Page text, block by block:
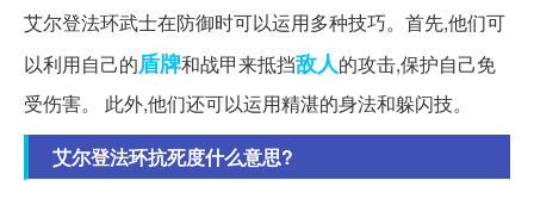
艾尔登法环武士在防御时可以运用多种技巧。首先,他们可
以利用自己的盾牌和战甲来抵挡敌人的攻击,保护自己免
受伤害。 此外,他们还可以运用精湛的身法和躲闪技。
艾尔登法环抗死度什么意思?